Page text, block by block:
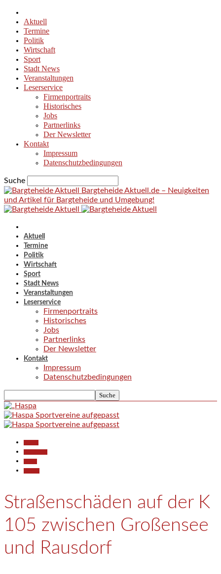
Aktuell
Termine
Politik
Wirtschaft
Sport
Stadt News
Veranstaltungen
Leserservice
Firmenportraits
Historisches
Jobs
Partnerlinks
Der Newsletter
Kontakt
Impressum
Datenschutzbedingungen
Suche
Bargteheide Aktuell.de – Neuigkeiten
und Artikel für Bargteheide und Umgebung!
Aktuell
Termine
Politik
Wirtschaft
Sport
Stadt News
Veranstaltungen
Leserservice
Firmenportraits
Historisches
Jobs
Partnerlinks
Der Newsletter
Kontakt
Impressum
Datenschutzbedingungen
Straßenschäden auf der K
105 zwischen Großensee
und Rausdorf